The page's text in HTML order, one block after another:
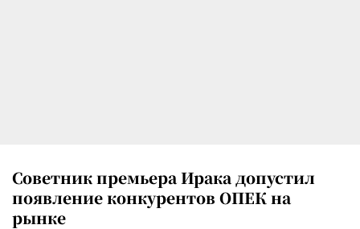
Советник премьера Ирака допустил
появление конкурентов ОПЕК на
рынке